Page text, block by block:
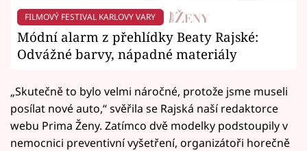
FILMOVÝ FESTIVAL KARLOVY VARY
Módní alarm z přehlídky Beaty Rajské:
Odvážné barvy, nápadné materiály
„Skutečně to bylo velmi náročné, protože jsme museli
posílat nové auto,“ svěřila se Rajská naší redaktorce
webu Prima Ženy. Zatímco dvě modelky podstoupily v
nemocnici preventivní vyšetření, organizátoři horečně